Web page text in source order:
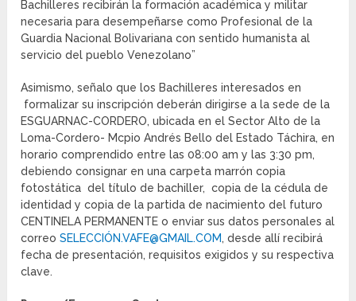
Bachilleres recibirán la formación académica y militar
necesaria para desempeñarse como Profesional de la
Guardia Nacional Bolivariana con sentido humanista al
servicio del pueblo Venezolano”
Asimismo, señalo que los Bachilleres interesados en
formalizar su inscripción deberán dirigirse a la sede de la
ESGUARNAC-CORDERO, ubicada en el Sector Alto de la
Loma-Cordero- Mcpio Andrés Bello del Estado Táchira, en
horario comprendido entre las 08:00 am y las 3:30 pm,
debiendo consignar en una carpeta marrón copia
fotostática del título de bachiller, copia de la cédula de
identidad y copia de la partida de nacimiento del futuro
CENTINELA PERMANENTE o enviar sus datos personales al
correoSELECCIÓN.VAFE@GMAIL.COM, desde allí recibirá
fecha de presentación, requisitos exigidos y su respectiva
clave.